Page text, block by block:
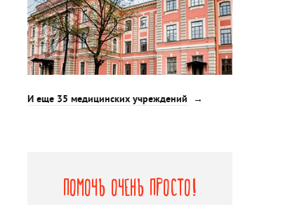
И еще 35 медицинских учреждений
Помочь очень просто!